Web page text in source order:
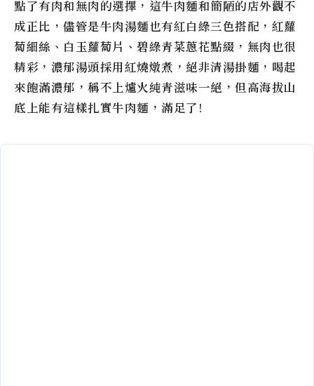
點了有肉和無肉的選擇，這牛肉麵和簡陋的店外觀不
成正比，儘管是牛肉湯麵也有紅白綠三色搭配，紅蘿
蔔細絲、白玉蘿蔔片、碧綠青菜蔥花點綴，無肉也很
精彩，濃郁湯頭採用紅燒燉煮，絕非清湯掛麵，喝起
來飽滿濃郁，稱不上爐火純青滋味一絕，但高海拔山
底上能有這樣扎實牛肉麵，滿足了!